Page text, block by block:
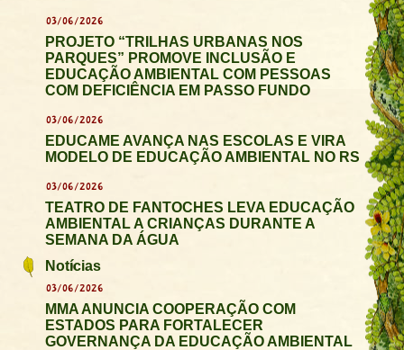
03/06/2026
PROJETO “TRILHAS URBANAS NOS
PARQUES” PROMOVE INCLUSÃO E
EDUCAÇÃO AMBIENTAL COM PESSOAS
COM DEFICIÊNCIA EM PASSO FUNDO
03/06/2026
EDUCAME AVANÇA NAS ESCOLAS E VIRA
MODELO DE EDUCAÇÃO AMBIENTAL NO RS
03/06/2026
TEATRO DE FANTOCHES LEVA EDUCAÇÃO
AMBIENTAL A CRIANÇAS DURANTE A
SEMANA DA ÁGUA
Notícias
03/06/2026
MMA ANUNCIA COOPERAÇÃO COM
ESTADOS PARA FORTALECER
GOVERNANÇA DA EDUCAÇÃO AMBIENTAL